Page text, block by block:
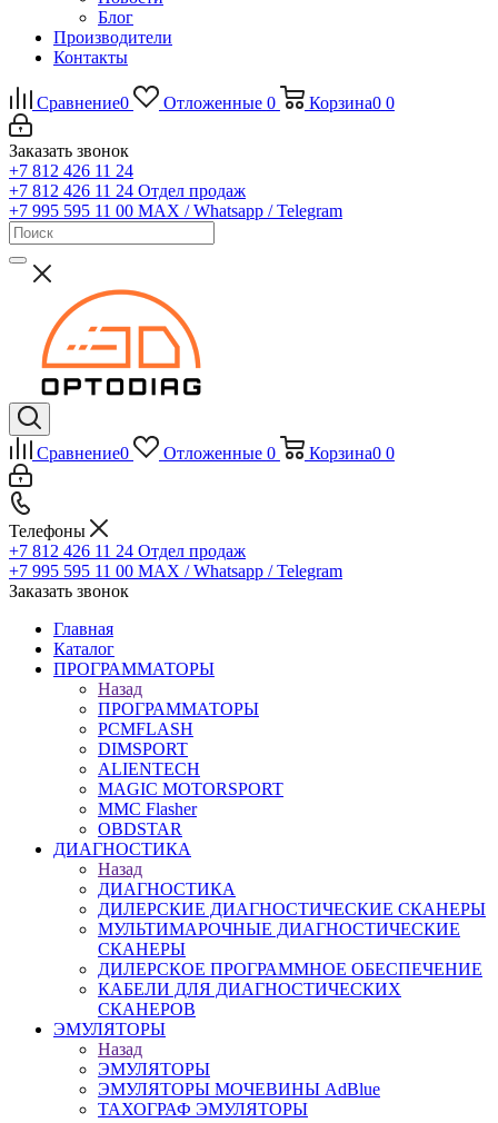
Блог
Производители
Контакты
Сравнение0 Отложенные 0 Корзина0 0
Заказать звонок
+7 812 426 11 24
+7 812 426 11 24 Отдел продаж
+7 995 595 11 00 MAX / Whatsapp / Telegram
Сравнение0 Отложенные 0 Корзина0 0
Телефоны
+7 812 426 11 24 Отдел продаж
+7 995 595 11 00 MAX / Whatsapp / Telegram
Заказать звонок
Главная
Каталог
ПРОГРАММАТОРЫ
Назад
ПРОГРАММАТОРЫ
PCMFLASH
DIMSPORT
ALIENTECH
MAGIC MOTORSPORT
MMC Flasher
OBDSTAR
ДИАГНОСТИКА
Назад
ДИАГНОСТИКА
ДИЛЕРСКИЕ ДИАГНОСТИЧЕСКИЕ СКАНЕРЫ
МУЛЬТИМАРОЧНЫЕ ДИАГНОСТИЧЕСКИЕ
СКАНЕРЫ
ДИЛЕРСКОЕ ПРОГРАММНОЕ ОБЕСПЕЧЕНИЕ
КАБЕЛИ ДЛЯ ДИАГНОСТИЧЕСКИХ
СКАНЕРОВ
ЭМУЛЯТОРЫ
Назад
ЭМУЛЯТОРЫ
ЭМУЛЯТОРЫ МОЧЕВИНЫ АdBlue
ТАХОГРАФ ЭМУЛЯТОРЫ